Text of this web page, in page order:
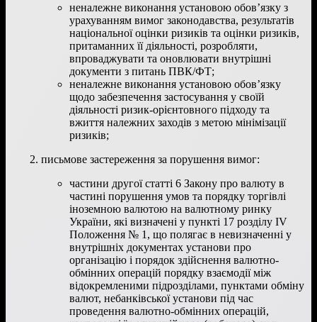
неналежне виконання установою обов’язку з
урахуванням вимог законодавства, результатів
національної оцінки ризиків та оцінки ризиків,
притаманних її діяльності, розробляти,
впроваджувати та оновлювати внутрішні
документи з питань ПВК/ФТ;
неналежне виконання установою обов’язку
щодо забезпечення застосування у своїй
діяльності ризик-орієнтовного підходу та
вжиття належних заходів з метою мінімізації
ризиків;
письмове застереження за порушення вимог:
частини другої статті 6 Закону про валюту в
частині порушення умов та порядку торгівлі
іноземною валютою на валютному ринку
України, які визначені у пункті 17 розділу IV
Положення № 1, що полягає в невизначенні у
внутрішніх документах установи про
організацію і порядок здійснення валютно-
обмінних операцій порядку взаємодії між
відокремленими підрозділами, пунктами обміну
валют, небанківської установи під час
проведення валютно-обмінних операцій,